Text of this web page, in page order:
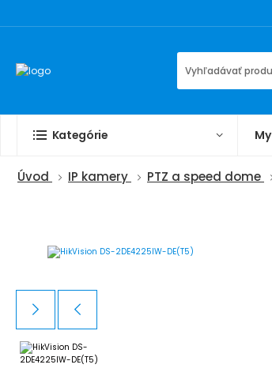
Kategórie My
Úvod IP kamery PTZ a speed dome